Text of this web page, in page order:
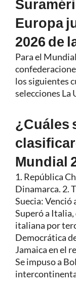
Europa
2026 de
Para el
los siguientes
selecciones La
¿Cuáles
Mundial
1. República
Dinamarca. 2.
Suecia: Venció
Superó a Italia,
italiana por
Democrática
Jamaica en el
Se impuso a